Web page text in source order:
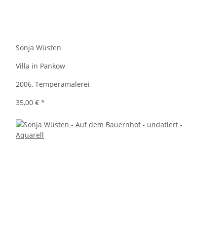
Sonja Wüsten
Villa in Pankow
2006, Temperamalerei
35,00 € *